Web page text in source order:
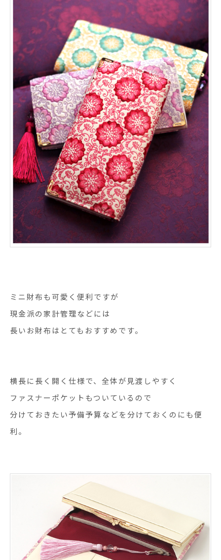
ミニ財布も可愛く便利ですが
現金派の家計管理などには
長いお財布はとてもおすすめです。
横長に長く開く仕様で、全体が見渡しやすく
ファスナーポケットもついているので
分けておきたい予備予算などを分けておくのにも便
利。